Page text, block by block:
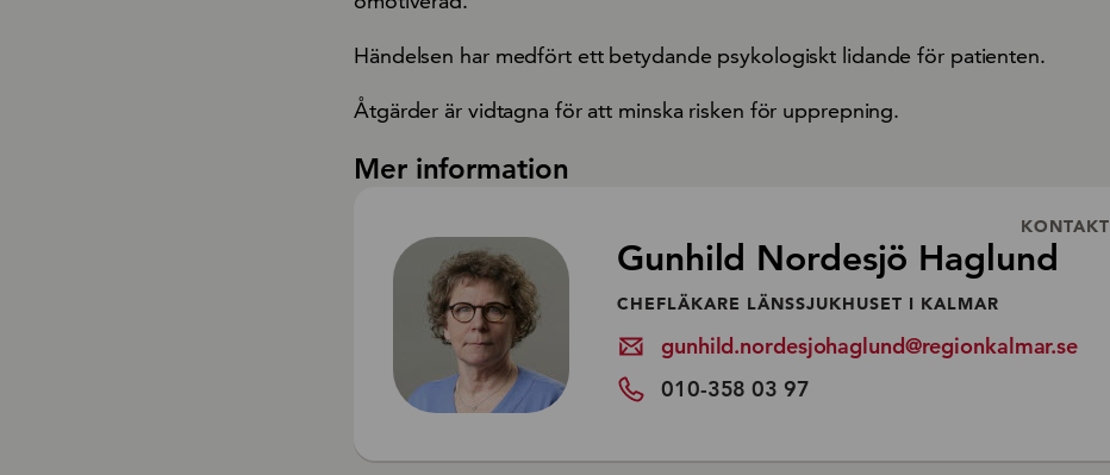
Händelsen har medfört ett betydande psykologiskt lidande för patienten.
Åtgärder är vidtagna för att minska risken för upprepning.
Mer information
KONTAKT
Gunhild Nordesjö Haglund
CHEFLÄKARE LÄNSSJUKHUSET I KALMAR
gunhild.nordesjohaglund@regionkalmar.se
010-358 03 97